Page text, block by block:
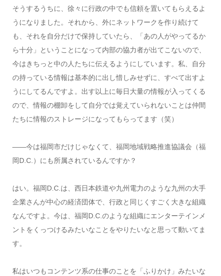
そうするうちに、徐々に行政の中でも信頼を置いてもらえるよ
うになりました。それから、外にネットワークを作り続けて
も、それを自分だけで保持していたら、「あの人がやってるか
ら十分」ということになって内部の協力者が出てこないので、
今はきちっと中の人たちに伝えるようにしています。私、自分
の持っている情報は基本的に出し惜しみせずに、すべて出すよ
うにしてるんですよ。出す以上に毎日大量の情報が入ってくる
ので、情報の棚卸をして自分では覚えていられないことは仲間
たちに情報のストレージになってもらってます（笑）
――今は福岡市だけじゃなくて、福岡地域戦略推進協議会（福
岡D.C.）にも所属されているんですか？
はい。福岡D.C.は、西日本鉄道や九州電力のような九州の大手
企業さんが中心の経済団体で、行政と同じくすごく大きな組織
なんですよ。今は、福岡D.C.のような組織にエンターテインメ
ントをくっつけるみたいなことをやりたいなと思って動いてま
す。
私はいつもコンテンツ系の仕事のことを「ふりかけ」みたいな